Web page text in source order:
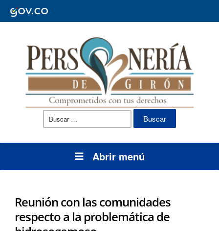
Buscar:
Abrir menú
Reunión con las comunidades
respecto a la problemática de